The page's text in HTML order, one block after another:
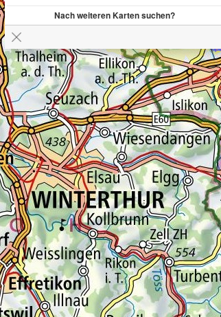
Nach weiteren Karten suchen?